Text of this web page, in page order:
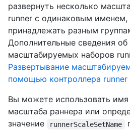
развернуть несколько
runner с одинаковым
принадлежать разным
Дополнительные сведения
масштабируемых наборов
Развертывание
помощью контроллера runner
Вы можете использовать имя
масштаба раннера или
значение
runnerScaleSetName